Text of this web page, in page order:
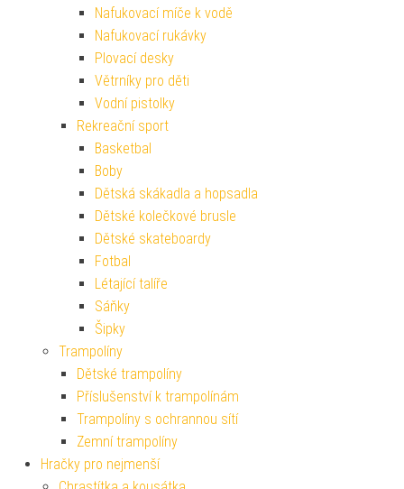
Nafukovací míče k vodě
Nafukovací rukávky
Plovací desky
Větrníky pro děti
Vodní pistolky
Rekreační sport
Basketbal
Boby
Dětská skákadla a hopsadla
Dětské kolečkové brusle
Dětské skateboardy
Fotbal
Létající talíře
Sáňky
Šipky
Trampolíny
Dětské trampolíny
Příslušenství k trampolínám
Trampolíny s ochrannou sítí
Zemní trampolíny
Hračky pro nejmenší